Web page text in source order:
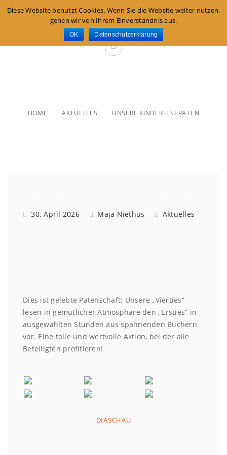
HOME AKTUELLES UNSERE KINDERLESEPATEN
30. April 2026 Maja Niethus Aktuelles
Dies ist gelebte Patenschaft: Unsere „Vierties“
lesen in gemütlicher Atmosphäre den „Ersties“ in
ausgewählten Stunden aus spannenden Büchern
vor. Eine tolle und wertvolle Aktion, bei der alle
Beteiligten profitieren!
DIASCHAU
Diese Website benutzt Cookies. Wenn Sie die Website weiter nutzen,
gehen wir von Ihrem Einverständnis aus.
OK Datenschutzerklärung